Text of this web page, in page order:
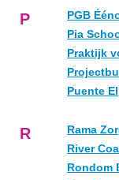
P
PGB
Pia
Praktijk
Puente El
R
Rama
River
Rondom